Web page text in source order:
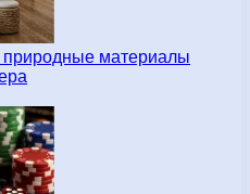
природные материалы